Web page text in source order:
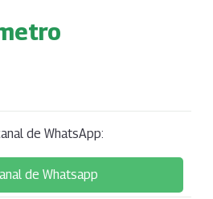
de WhatsApp:
de Whatsapp